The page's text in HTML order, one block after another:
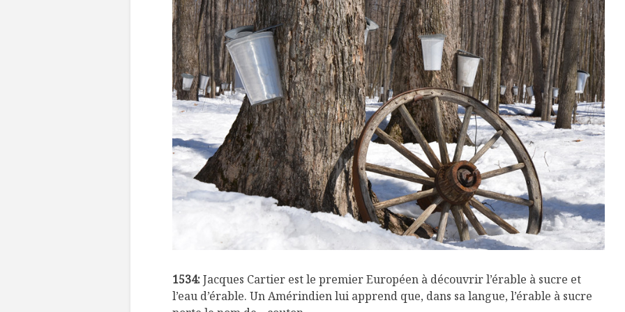
1534:Jacques Cartier est le premier Européen à découvrir l’érable à sucre et
l’eau d’érable. Un Amérindien lui apprend que, dans sa langue, l’érable à sucre